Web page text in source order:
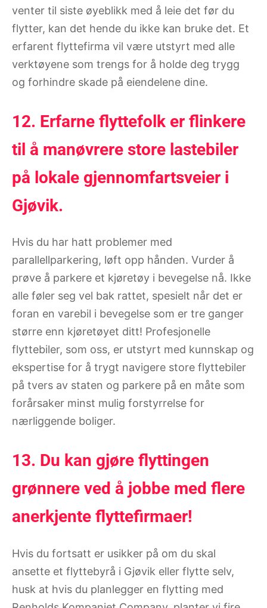
venter til siste øyeblikk med å leie det før du
flytter, kan det hende du ikke kan bruke det. Et
erfarent flyttefirma vil være utstyrt med alle
verktøyene som trengs for å holde deg trygg
og forhindre skade på eiendelene dine.
12. Erfarne flyttefolk er flinkere
til å manøvrere store lastebiler
på lokale gjennomfartsveier i
Gjøvik.
Hvis du har hatt problemer med
parallellparkering, løft opp hånden. Vurder å
prøve å parkere et kjøretøy i bevegelse nå. Ikke
alle føler seg vel bak rattet, spesielt når det er
foran en varebil i bevegelse som er tre ganger
større enn kjøretøyet ditt! Profesjonelle
flyttebiler, som oss, er utstyrt med kunnskap og
ekspertise for å trygt navigere store flyttebiler
på tvers av staten og parkere på en måte som
forårsaker minst mulig forstyrrelse for
nærliggende boliger.
13. Du kan gjøre flyttingen
grønnere ved å jobbe med flere
anerkjente flyttefirmaer!
Hvis du fortsatt er usikker på om du skal
ansette et flyttebyrå i Gjøvik eller flytte selv,
husk at hvis du planlegger en flytting med